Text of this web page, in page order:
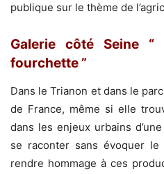
publique sur le thème de
Galerie côté Seine
fourchette ”
Dans le Trianon et dans le
de France, même si elle
dans les enjeux urbains
se raconter sans évoquer
rendre hommage à ces